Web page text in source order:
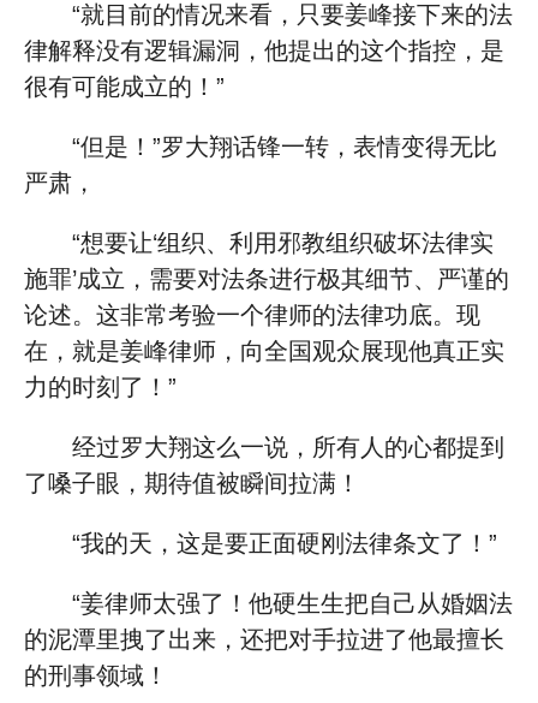
“就目前的情况来看，只要姜峰接下来的法
律解释没有逻辑漏洞，他提出的这个指控，是
很有可能成立的！”
“但是！”罗大翔话锋一转，表情变得无比
严肃，
“想要让‘组织、利用邪教组织破坏法律实
施罪’成立，需要对法条进行极其细节、严谨的
论述。这非常考验一个律师的法律功底。现
在，就是姜峰律师，向全国观众展现他真正实
力的时刻了！”
经过罗大翔这么一说，所有人的心都提到
了嗓子眼，期待值被瞬间拉满！
“我的天，这是要正面硬刚法律条文了！”
“姜律师太强了！他硬生生把自己从婚姻法
的泥潭里拽了出来，还把对手拉进了他最擅长
的刑事领域！